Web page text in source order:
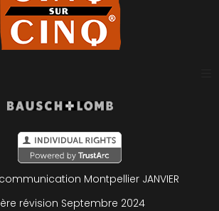
Plan du site
Mentions légales
Politique de confidentialité
Montpellier JANVIER
révision Septembre 2024